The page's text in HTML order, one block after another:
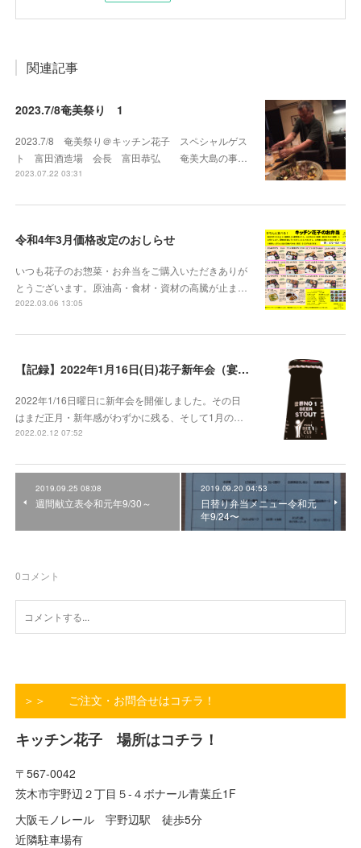
関連記事
2023.7/8奄美祭り 1
2023.7/8 奄美祭り＠キッチン花子 スペシャルゲス
ト 富田酒造場 会長 富田恭弘 奄美大島の事…
2023.07.22 03:31
令和4年3月価格改定のおしらせ
いつも花子のお惣菜・お弁当をご購入いただきありが
とうございます。原油高・食材・資材の高騰が止ま…
2022.03.06 13:05
【記録】2022年1月16日(日)花子新年会（宴）其１ 開催までの葛藤
2022年1/16日曜日に新年会を開催しました。その日
はまだ正月・新年感がわずかに残る、そして1月の…
2022.02.12 07:52
2019.09.25 08:08
週間献立表令和元年9/30～
2019.09.20 04:53
日替り弁当メニュー令和元
年9/24〜
0コメント
＞＞ ご注文・お問合せはコチラ！
キッチン花子 場所はコチラ！
〒567-0042
茨木市宇野辺２丁目５-４ボナール青葉丘1F
大阪モノレール 宇野辺駅 徒歩5分
近隣駐車場有